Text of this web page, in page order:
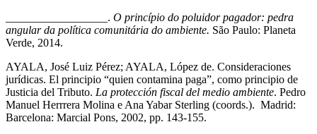
__________________. O princípio do poluidor pagador: pedra
angular da política comunitária do ambiente. São Paulo: Planeta
Verde, 2014.
AYALA, José Luiz Pérez; AYALA, López de. Consideraciones
jurídicas. El principio “quien contamina paga”, como principio de
Justicia del Tributo. La protección fiscal del medio ambiente. Pedro
Manuel Herrrera Molina e Ana Yabar Sterling (coords.). Madrid:
Barcelona: Marcial Pons, 2002, pp. 143-155.